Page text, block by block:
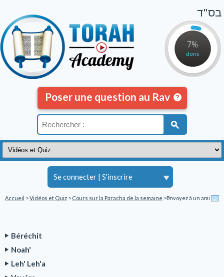
7%
dons
Se connecter | S'inscrire
בס"ד
Poser une question au Rav
Accueil >Vidéos et Quiz > Cours sur la Paracha de la semaine >>
Envoyez à un ami
Béréchit
Noah'
Leh' Leh'a